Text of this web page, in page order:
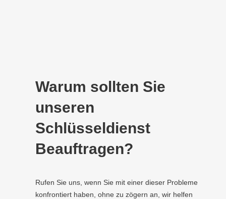
Warum sollten Sie
unseren
Schlüsseldienst
Beauftragen?
Rufen Sie uns, wenn Sie mit einer dieser Probleme
konfrontiert haben, ohne zu zögern an, wir helfen